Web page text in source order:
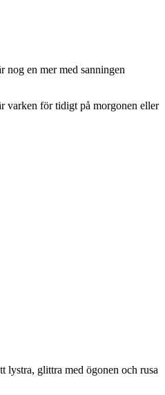
nog en mer med sanningen
varken för tidigt på morgonen eller
lystra, glittra med ögonen och rusa